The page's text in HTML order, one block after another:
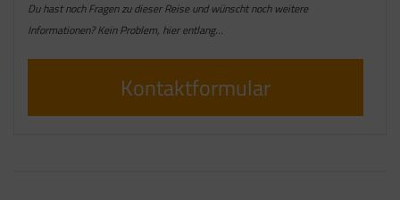
Du hast noch Fragen zu dieser Reise und wünscht noch weitere
Informationen? Kein Problem, hier entlang…
Kontaktformular